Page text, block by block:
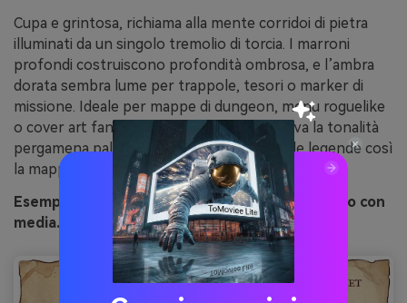
Cupa e grintosa, richiama alla mente corridoi di pietra
illuminati da un singolo tremolio di torcia. I marroni
profondi costruiscono profondità ombrosa, e l’ambra
dorata sembra lume per trappole, tesori o marker di
missione. Ideale per mappe di dungeon, menu roguelike
o cover art fantasy oscura. Consiglio: riserva la tonalità
pergamena pallida per etichette e box delle legende così
la mappa resta leggibile rispetto ai rossi.
Esempio di immagine dungeon fiaccola generato con
media.io